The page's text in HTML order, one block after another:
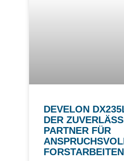
DEVELON
DER
PARTNER FÜR
FORSTARBEITEN